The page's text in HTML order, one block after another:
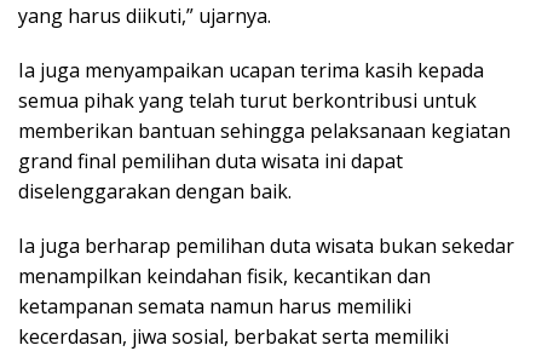
yang harus diikuti,” ujarnya.
Ia juga menyampaikan ucapan terima kasih kepada
semua pihak yang telah turut berkontribusi untuk
memberikan bantuan sehingga pelaksanaan kegiatan
grand final pemilihan duta wisata ini dapat
diselenggarakan dengan baik.
Ia juga berharap pemilihan duta wisata bukan sekedar
menampilkan keindahan fisik, kecantikan dan
ketampanan semata namun harus memiliki
kecerdasan, jiwa sosial, berbakat serta memiliki